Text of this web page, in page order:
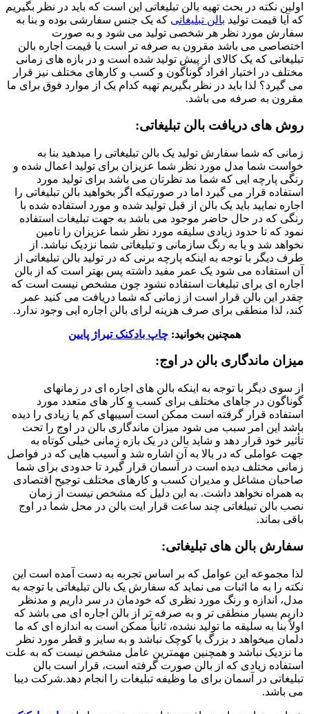
اولین نکته در بحث تهیه بالن تبلیغاتی این است که باید در نظر بگیریم
که آیا قیمت تولید بالن تبلیغاتی که یک جنس سفارشی بوده و بنا به
سفارش مورد نظر هر شخصی تولید می شود و به صورت
اختصاصی می باشد مقرون به صرفه تر است یا قیمت اجاره بالن
تبلیغاتی که یک کالای از پیش تولید شده است و در بازه های زمانی
مختلف در اختیار افراد گوناگون و کسب و کارهای مختلف نیز قرار
می گیرد؟ لذا باید در نظر بگیریم تهیه کدام یک از موارد فوق برای ما
مقرون به صرفه می باشد.
روش های دریافت بالن تبلیغاتی:
زمانی که شما سفارش تولید یک بالن تبلیغاتی را میدهید بنا به
خواست شما مدل مورد نظر شما عزیزان برای تولید اعمال شده و
رنگی پارچه ایی که شما مد نظرتان می باشد برای تولید مورد
استفاده قرار می گیرد اما در صورتیکه اگر بخواهید بالن تبلیغاتی را
اجاره نمایید باید یک بالن از قبل تولید شده و مورد استفاده شده با
رنگی که در حال حاضر موجود می باشد به جهت تبلیغات استفاده
نمود که تا حدود زیادی سلیقه مورد نظر شما عزیزان را تامین
نخواهد شد و یا به رنگ سازمانی و تبلیغاتی شما نزدیک نباشد. از
طرف دیگر با توجه به اینکه پارچه برنی که در تولید بالن تبلیغاتی از
آن استفاده می شود یک عمر مفید داشته پس بهتر است که از بالن
اجاره ای برای تبلیغات استفاده نشود چون مشخص نیست است که
چقدر این بالن قرار است از زمانی که شما دریافت می کنید عمر
کند، لذا منطقی برای صرف هزینه لرای بالن اجاره ایی وجود ندارد.
همچنین بخوانید: چاپ بادکنک تیراژ پایین
میزان ماندگاری بالن در اوج:
از سوی دیگر با توجه به اینکه بالن های اجاره ای در زمانهای
گوناگون در جاهای مختلف برای کسب و کار های متعدد مورد
استفاده قرار گرفته است ممکن است آسیبهای کم یا زیادی را دیده
باشد این امر سبب می شود میزان ماندگاری بالن در اوج را تحت
تأثیر خود قرار دهد و شاید بالن در یک بازه زمانی خیلی کوتاه به
جهت عواملی که در بالا به آن اشاره شد و آسیب هایی که در فواصل
زمانی مختلف دیده است در آسمان قرار گیرد تا حدودی برای شما
صاحبان مشاغل و مدیران کسب و کارهای مختلف توجیح اقتصادی
به همراه نخواهد داشت. به این دلیل که مشخص نیست از زمان
نصب بالن تبیلغاتی چند ساعت قرار ایت بالن در محل شما در اوج
باقی بماند.
سفارش بالن های تبلیغاتی:
لذا مجموعه این عوامل که بر اساس تجربه به دست آمده است این
نکته را به ما اثبات می نماید که سفارش یک بالن تبلیغاتی با توجه به
مدل، اندازه و رنگ مورد نظری که خودمان در سر داریم و مدنظر
داریم بسیار منطقی تر و به صرفه تر از بالن اجاره ای می باشد که
اولاً بنا به سلیقه ما تولید نشده، ثانیاً ممکن است به اندازه ای که ما
دلمان میخواهد د بزرگ یا کوچک نباشد و به سایز و قطر مورد نظر
ما نزدیک نباشد و همچنین مهمترین عامل مشخص نیست که به علت
استفاده زیادی که از بالن صورت گرفته است، قرار است بالن
تبلیغاتی در آسمان برای ما وظیفه تبلیغات را انجام دهد.شرکت دیبا
می باشد.